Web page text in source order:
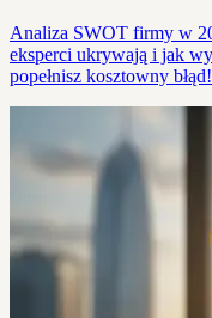
Analiza SWOT firmy w
eksperci ukrywają i jak
popełnisz kosztowny błąd!